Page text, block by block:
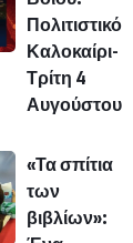
Πολιτιστικό
Καλοκαίρι-
Τρίτη 4
Αυγούστου
«Τα σπίτια
των
βιβλίων»: